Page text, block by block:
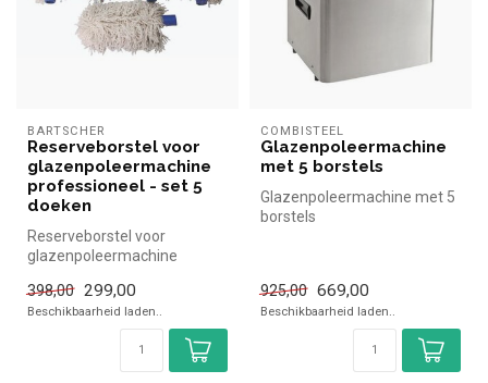
BARTSCHER
Reserveborstel voor
glazenpoleermachine
professioneel - set 5
doeken
Reserveborstel voor
glazenpoleermachine
|Bartscher ...
398,00 299,00
Beschikbaarheid laden..
COMBISTEEL
Glazenpoleermachine
met 5 borstels
Glazenpoleermachine met 5
borstels
925,00 669,00
Beschikbaarheid laden..